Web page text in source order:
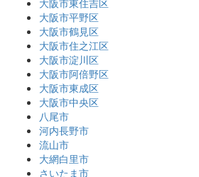
大阪市東住吉区
大阪市平野区
大阪市鶴見区
大阪市住之江区
大阪市淀川区
大阪市阿倍野区
大阪市東成区
大阪市中央区
八尾市
河内長野市
流山市
大網白里市
さいたま市